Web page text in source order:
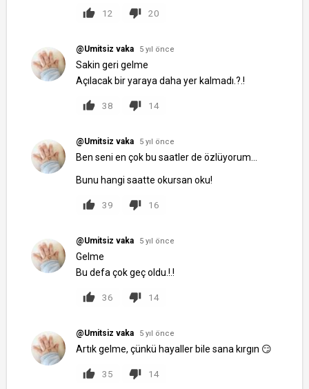
12 20
@Umitsiz vaka 5 yıl önce
Sakin geri gelme
Açılacak bir yaraya daha yer kalmadı.?.!
38 14
@Umitsiz vaka 5 yıl önce
Ben seni en çok bu saatler de özlüyorum...
Bunu hangi saatte okursan oku!
39 16
@Umitsiz vaka 5 yıl önce
Gelme
Bu defa çok geç oldu.!.!
36 14
@Umitsiz vaka 5 yıl önce
Artık gelme, çünkü hayaller bile sana kırgın 😏
35 14